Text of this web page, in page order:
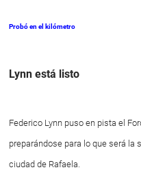
Probó en el kilómetro
Lynn está listo
Federico Lynn puso en pista el
preparándose para lo que será la
ciudad de Rafaela.